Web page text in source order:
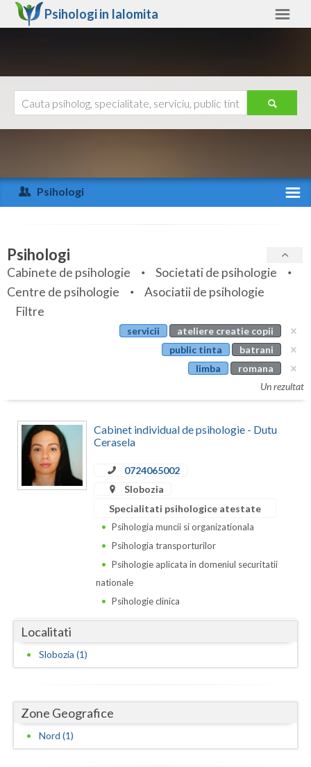
Psihologi in Ialomita
Arad
Arges
Bihor
Bistrita-Nasaud
Botosani
Bucuresti
Buzau
Calarasi
Caras-Severin
Dolj
Galati
Gorj
Harghita
Ajutor
Psihologi
Specialitati
Servicii
Articole
Psihologi
Cabinete de psihologie
Societati de psihologie
Centre de psihologie
Asociatii de psihologie
Filtre
servicii
ateliere creatie copii
public tinta
batrani
limba
romana
Un rezultat
Cabinet individual de psihologie - Dutu
Cerasela
0724065002
Slobozia
Specialitati psihologice atestate
Psihologia muncii si organizationala
Psihologia transporturilor
Psihologie aplicata in domeniul securitatii
nationale
Psihologie clinica
Localitati
Slobozia (1)
Zone Geografice
Nord (1)